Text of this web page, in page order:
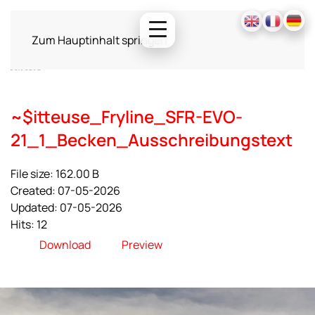
Zum Hauptinhalt springen
~$itteuse_Fryline_SFR-EVO-
21_1_Becken_Ausschreibungstext
File size: 162.00 B
Created: 07-05-2026
Updated: 07-05-2026
Hits: 12
Download
Preview